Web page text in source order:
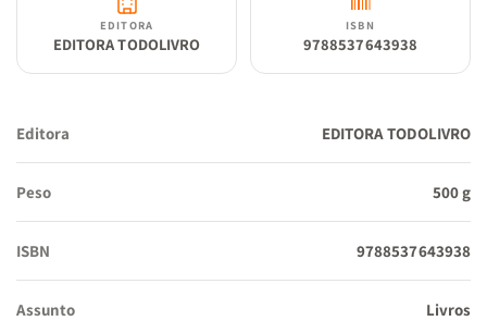
EDITORA
EDITORA TODOLIVRO
ISBN
9788537643938
Editora EDITORA TODOLIVRO
Peso 500 g
ISBN 9788537643938
Assunto Livros